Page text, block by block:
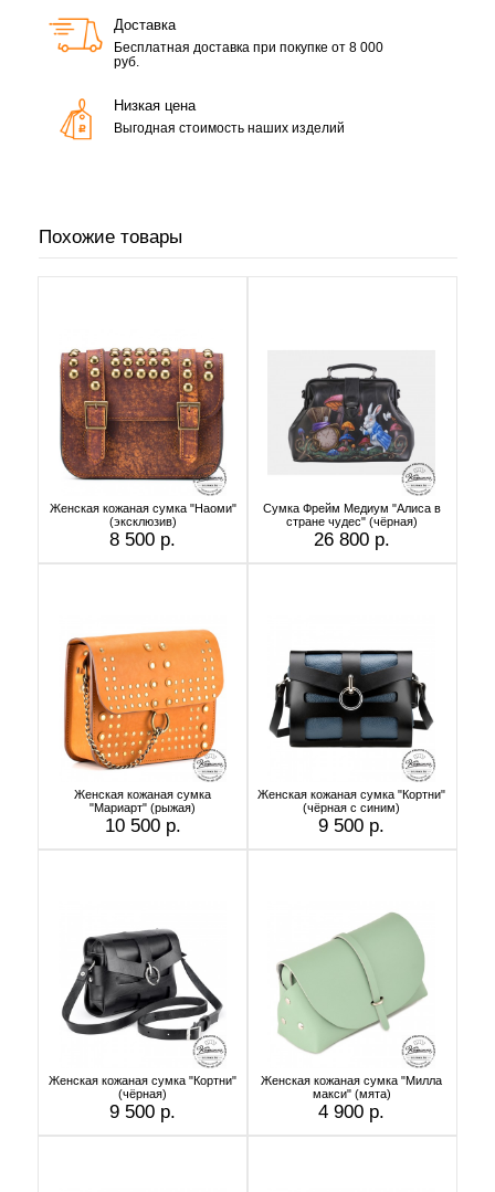
Доставка
Бесплатная доставка при покупке от 8 000
руб.
Низкая цена
Выгодная стоимость наших изделий
Похожие товары
Женская кожаная сумка "Наоми"
(эксклюзив)
8 500 р.
Сумка Фрейм Медиум "Алиса в
стране чудес" (чёрная)
26 800 р.
Женская кожаная сумка
"Мариарт" (рыжая)
10 500 р.
Женская кожаная сумка "Кортни"
(чёрная с синим)
9 500 р.
Женская кожаная сумка "Кортни"
(чёрная)
9 500 р.
Женская кожаная сумка "Милла
макси" (мята)
4 900 р.